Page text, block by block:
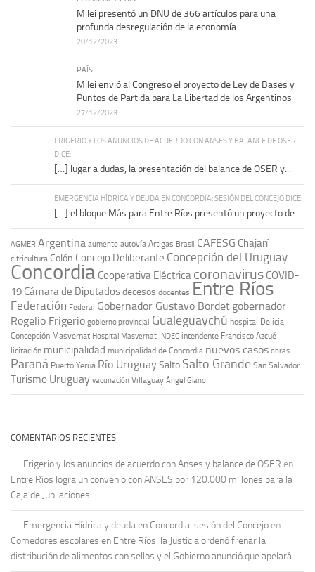
Milei presentó un DNU de 366 artículos para una
profunda desregulación de la economía
20/12/2023
PAÍS
Milei envió al Congreso el proyecto de Ley de Bases y
Puntos de Partida para La Libertad de los Argentinos
27/12/2023
FRIGERIO Y LOS ANUNCIOS DE ACUERDO CON ANSES Y BALANCE DE OSER
DICE:
[…] lugar a dudas, la presentación del balance de OSER y...
EMERGENCIA HÍDRICA Y DEUDA EN CONCORDIA: SESIÓN DEL CONCEJO DICE:
[…] el bloque Más para Entre Ríos presentó un proyecto de...
AGMER Argentina aumento autovía Artigas Brasil CAFESG Chajarí
citricultura Colón Concejo Deliberante Concepción del Uruguay
Concordia Cooperativa Eléctrica coronavirus COVID-
19 Cámara de Diputadosdecesos docentes Entre Ríos
Federación Federal Gobernador Gustavo Bordet gobernador
Rogelio Frigerio gobierno provincial Gualeguaychú hospital Delicia
Concepción Masvernat Hospital Masvernat INDEC intendente Francisco Azcué
licitación municipalidad municipalidad de Concordia nuevos casos obras
Paraná Puerto Yeruá Río UruguaySalto Salto Grande San Salvador
Turismo Uruguay vacunación Villaguay Ángel Giano
COMENTARIOS RECIENTES
Frigerio y los anuncios de acuerdo con Anses y balance de OSER en
Entre Ríos logra un convenio con ANSES por 120.000 millones para la
Caja de Jubilaciones
Emergencia Hídrica y deuda en Concordia: sesión del Concejo en
Comedores escolares en Entre Ríos: la Justicia ordenó frenar la
distribución de alimentos con sellos y el Gobierno anunció que apelará